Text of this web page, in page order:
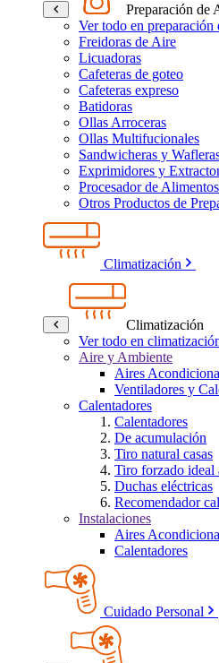
Preparación de
Ver todo en preparación
Freidoras de Aire
Licuadoras
Cafeteras de goteo
Cafeteras expreso
Batidoras
Ollas Arroceras
Ollas Multifucionales
Sandwicheras y
Exprimidores y
Procesador de Alimentos
Otros Productos de
Climatización
Climatización
Ver todo en
Aire y Ambiente
Aires
Ventiladores y
Calentadores
Calentadores
De acumulación
Tiro natural casas
Tiro forzado ideal
Duchas eléctricas
Recomendador
Instalaciones
Aires
Calentadores
Cuidado Personal